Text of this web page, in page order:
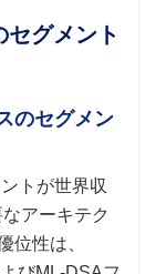
グメント
のセグメン
トが世界収
アーキテク
位性は、